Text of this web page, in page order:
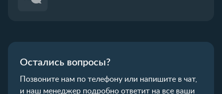
Остались вопросы?
Позвоните нам по телефону или напишите в чат,
и наш менеджер подробно ответит на все ваши